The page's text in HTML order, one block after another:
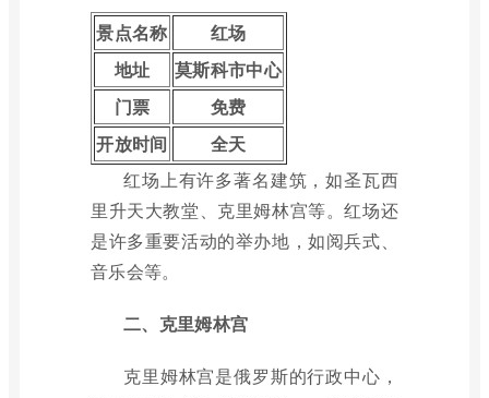
景点名称
红场
地址
莫斯科市中心
门票
免费
开放时间
全天
红场上有许多著名建筑，如圣瓦西
里升天大教堂、克里姆林宫等。红场还
是许多重要活动的举办地，如阅兵式、
音乐会等。
二、克里姆林宫
克里姆林宫是俄罗斯的行政中心，